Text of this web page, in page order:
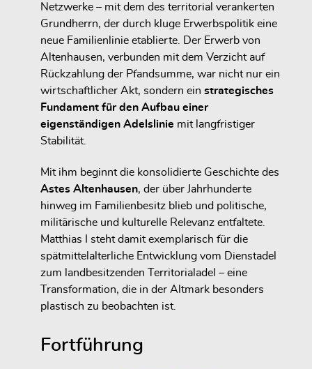
Netzwerke – mit dem des territorial verankerten
Grundherrn, der durch kluge Erwerbspolitik eine
neue Familienlinie etablierte. Der Erwerb von
Altenhausen, verbunden mit dem Verzicht auf
Rückzahlung der Pfandsumme, war nicht nur ein
wirtschaftlicher Akt, sondern ein strategisches
Fundament für den Aufbau einer
eigenständigen Adelslinie mit langfristiger
Stabilität.
Mit ihm beginnt die konsolidierte Geschichte des
Astes Altenhausen, der über Jahrhunderte
hinweg im Familienbesitz blieb und politische,
militärische und kulturelle Relevanz entfaltete.
Matthias I steht damit exemplarisch für die
spätmittelalterliche Entwicklung vom Dienstadel
zum landbesitzenden Territorialadel – eine
Transformation, die in der Altmark besonders
plastisch zu beobachten ist.
Fortführung